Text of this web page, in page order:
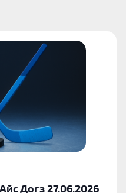
Догз 27.06.2026